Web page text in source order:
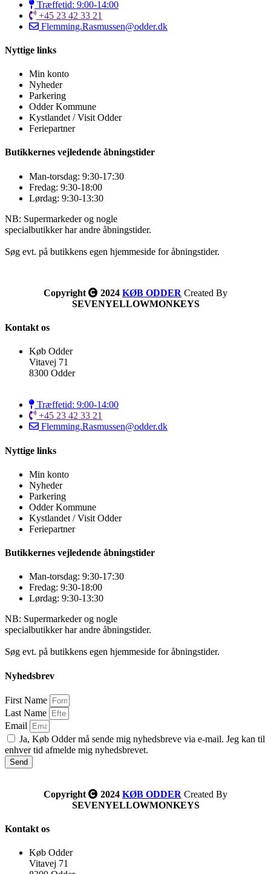
Træffetid: 9:00-14:00
+45 23 42 33 21
Flemming.Rasmussen@odder.dk
Nyttige links
Min konto
Nyheder
Parkering
Odder Kommune
Kystlandet / Visit Odder
Feriepartner
Butikkernes vejledende åbningstider
Man-torsdag: 9:30-17:30
Fredag: 9:30-18:00
Lørdag: 9:30-13:30
NB: Supermarkeder og nogle
specialbutikker har andre åbningstider.
Søg evt. på butikkens egen hjemmeside for åbningstider.
Copyright 2024 KØB ODDER Created By
SEVENYELLOWMONKEYS
Kontakt os
Køb Odder
Vitavej 71
8300 Odder
Træffetid: 9:00-14:00
+45 23 42 33 21
Flemming.Rasmussen@odder.dk
Nyttige links
Min konto
Nyheder
Parkering
Odder Kommune
Kystlandet / Visit Odder
Feriepartner
Butikkernes vejledende åbningstider
Man-torsdag: 9:30-17:30
Fredag: 9:30-18:00
Lørdag: 9:30-13:30
NB: Supermarkeder og nogle
specialbutikker har andre åbningstider.
Søg evt. på butikkens egen hjemmeside for åbningstider.
Nyhedsbrev
First Name
Last Name
Email
Ja, Køb Odder må sende mig nyhedsbreve via e-mail. Jeg kan til
enhver tid afmelde mig nyhedsbrevet.
Send
Copyright 2024 KØB ODDER Created By
SEVENYELLOWMONKEYS
Kontakt os
Køb Odder
Vitavej 71